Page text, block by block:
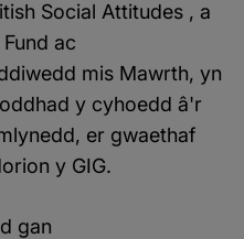
Social Attitudes , a
ac
mis Mawrth, yn
y cyhoedd â'r
er gwaethaf
y GIG.
gan